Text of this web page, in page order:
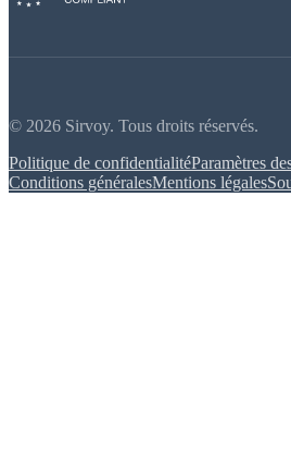
© 2026 Sirvoy. Tous droits réservés.
Politique de confidentialitéParamètres
Conditions généralesMentions légales